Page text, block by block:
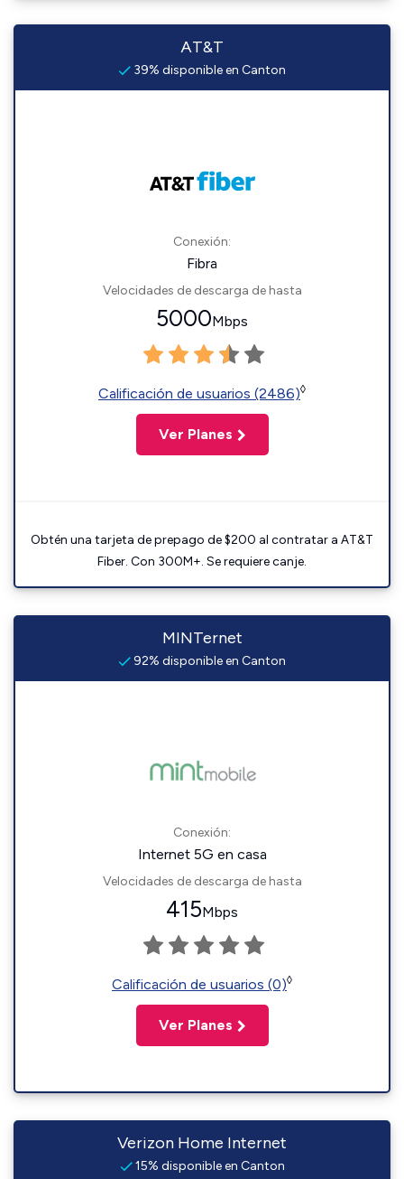
AT&T
39% disponible en Canton
Conexión:
Fibra
Velocidades de descarga de hasta
5000Mbps
Calificación de usuarios (2486)◊
Ver Planes
Obtén una tarjeta de prepago de $200 al contratar a AT&T
Fiber. Con 300M+. Se requiere canje.
MINTernet
92% disponible en Canton
Conexión:
Internet 5G en casa
Velocidades de descarga de hasta
415Mbps
Calificación de usuarios (0)◊
Ver Planes
Verizon Home Internet
15% disponible en Canton